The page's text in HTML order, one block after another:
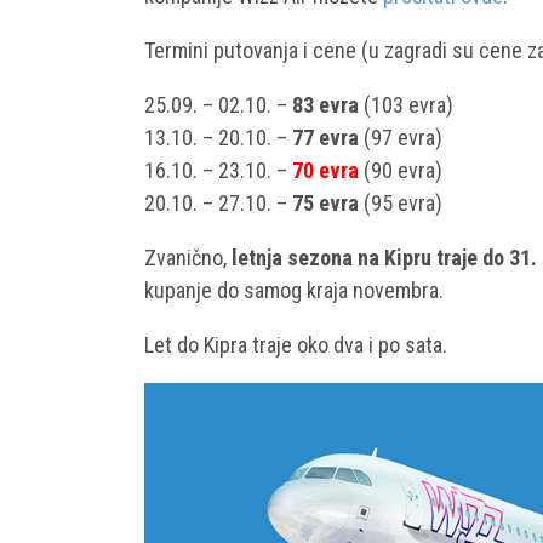
Termini putovanja i cene (u zagradi su cene
25.09. – 02.10. – 83 evra (103 evra)
13.10. – 20.10. – 77 evra (97 evra)
16.10. – 23.10. – 70 evra (90 evra)
20.10. – 27.10. – 75 evra (95 evra)
Zvanično, letnja sezona na Kipru traje do
kupanje do samog kraja novembra.
Let do Kipra traje oko dva i po sata.